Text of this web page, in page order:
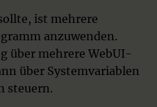
ist mehrere
anzuwenden.
über mehrere WebUI-
über Systemvariablen
steuern.